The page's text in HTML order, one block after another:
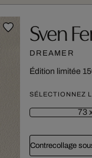
Sven
DREAMER
Édition limitée
SÉLECTIONNEZ
73
Contrecollage